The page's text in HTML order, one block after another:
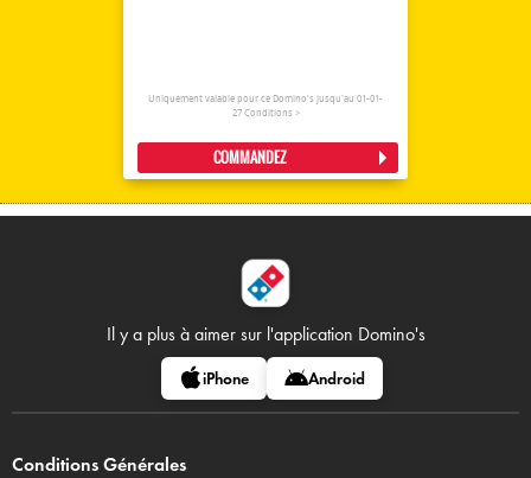
Uniquement valable pour ce Domino's jusqu'au 01-01-
27 Conditions >
COMMANDEZ
Il y a plus à aimer sur l'application Domino's
iPhone Android
Conditions Générales